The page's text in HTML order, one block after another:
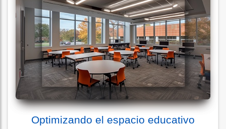
Optimizando el espacio educativo